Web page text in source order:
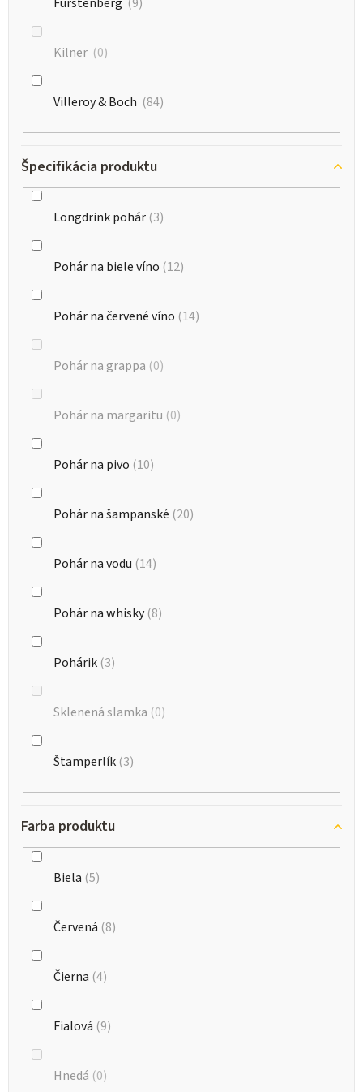
Kilner 0
Villeroy & Boch 84
Špecifikácia produktu
Longdrink pohár 3
Pohár na biele víno 12
Pohár na červené víno 14
Pohár na grappa 0
Pohár na margaritu 0
Pohár na pivo 10
Pohár na šampanské 20
Pohár na vodu 14
Pohár na whisky 8
Pohárik 3
Sklenená slamka 0
Štamperlík 3
Farba produktu
Biela 5
Červená 8
Čierna 4
Fialová 9
Hnedá 0